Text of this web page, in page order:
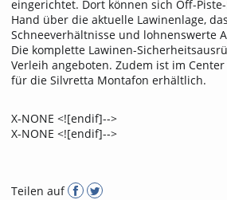
eingerichtet. Dort können sich Off-
Hand über die aktuelle Lawinenlage,
Schneeverhältnisse und lohnenswerte
Die komplette Lawinen-
Verleih angeboten. Zudem ist im
für die Silvretta Montafon erhältlich.
X-NONE <![endif]-->
X-NONE <![endif]-->
Teilen auf